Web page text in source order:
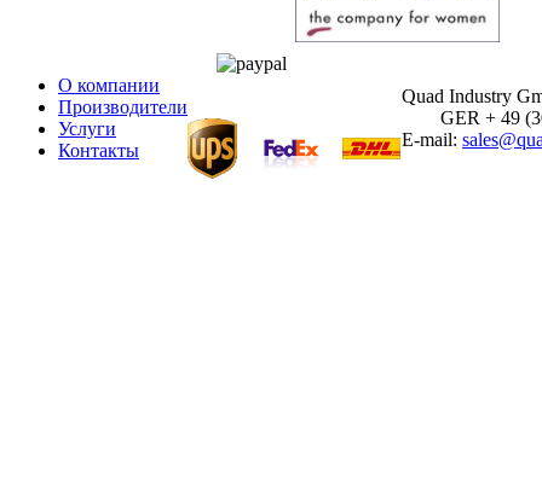
О компании
Производители
Услуги
Контакты
Quad Industry
GER + 49
E-mail: